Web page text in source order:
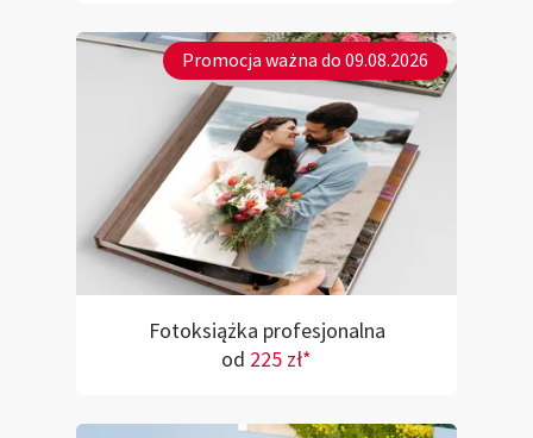
Promocja ważna do 09.08.2026
Fotoksiążka profesjonalna
od 225 zł*